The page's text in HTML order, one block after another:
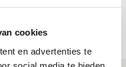
cookies
en advertenties te
speciaal’